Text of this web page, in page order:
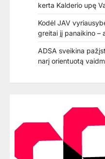
kerta Kalderio upę
Kodėl JAV
greitai jį panaikino –
ADSA sveikina
narį orientuotą